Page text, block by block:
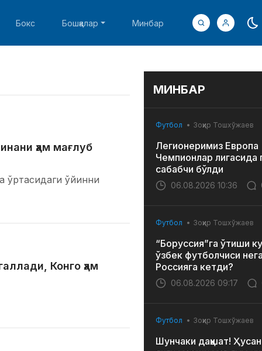
Бокс Бошқалар Минбар
ҳам мағлуб
ўртасидаги ўйинни
Конго ҳам
МИНБАР
Футбол Зоҳир Тошхўжаев
Легионеримиз Европа
Чемпионлар лигасида
сабабчи бўлди
06.08.2026 10:36
Футбол Зоҳир Тошхўжаев
“Боруссия”га ўтиши
ўзбек футболчиси
Россияга кетди?
06.08.2026 09:17
Футбол Зоҳир Тошхўжаев
Шунчаки даҳшат!